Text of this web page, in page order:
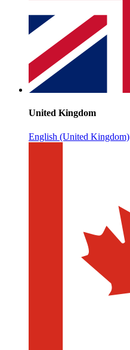
United Kingdom
English (United Kingdom)